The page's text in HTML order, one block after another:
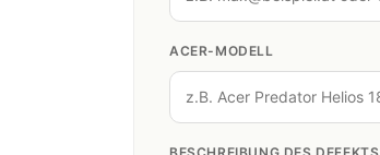
ACER-MODELL